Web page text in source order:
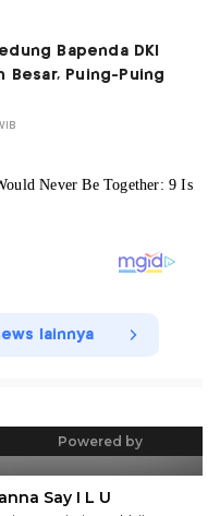
Bapenda DKI
Besar, Puing-Puing
lainnya